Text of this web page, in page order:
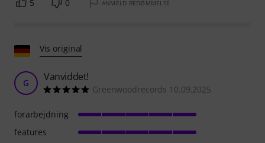
5 0 ANMELD BEDØMMELSE
Vis original
G Vanviddet!
Greenwoodrecords 10.09.2025
forarbejdning
features